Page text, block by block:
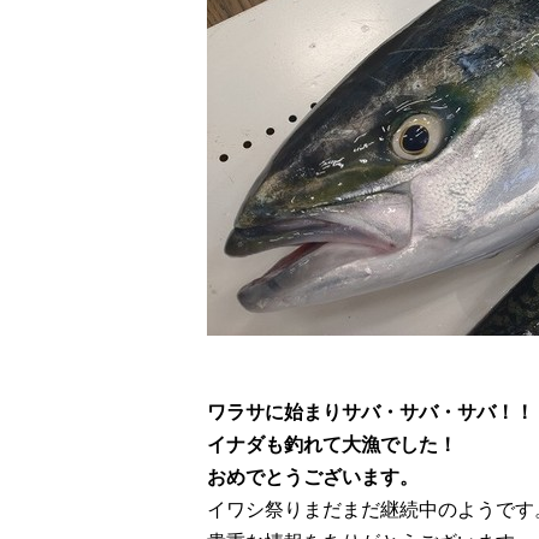
ワラサに始まりサバ・サバ・サバ！！
イナダも釣れて大漁でした！
おめでとうございます。
イワシ祭りまだまだ継続中のようです